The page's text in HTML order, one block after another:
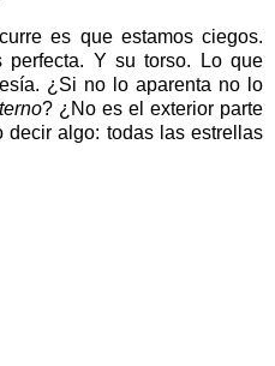
es que estamos ciegos.
perfecta. Y su torso. Lo que
¿Si no lo aparenta no lo
? ¿No es el exterior parte
decir algo: todas las estrellas